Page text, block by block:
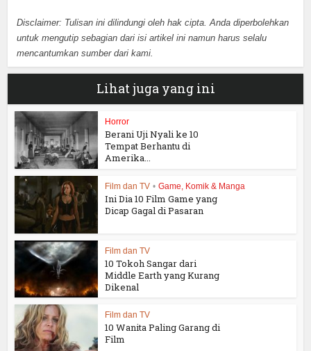
Disclaimer: Tulisan ini dilindungi oleh hak cipta. Anda diperbolehkan
untuk mengutip sebagian dari isi artikel ini namun harus selalu
mencantumkan sumber dari kami.
Lihat juga yang ini
Horror
Berani Uji Nyali ke 10
Tempat Berhantu di
Amerika...
Film dan TV • Game, Komik & Manga
Ini Dia 10 Film Game yang
Dicap Gagal di Pasaran
Film dan TV
10 Tokoh Sangar dari
Middle Earth yang Kurang
Dikenal
Film dan TV
10 Wanita Paling Garang di
Film